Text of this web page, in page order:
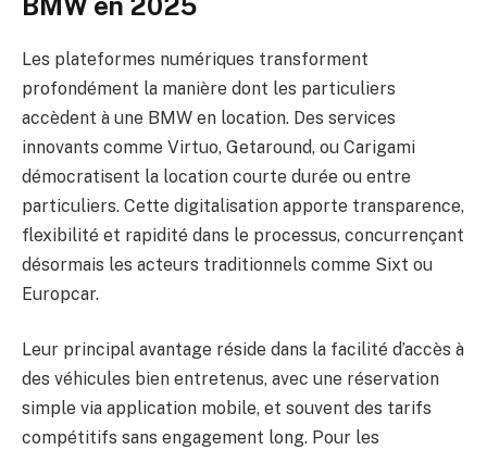
Les plateformes numériques transforment
profondément la manière dont les particuliers
accèdent à une BMW en location. Des services
innovants comme Virtuo, Getaround, ou Carigami
démocratisent la location courte durée ou entre
particuliers. Cette digitalisation apporte transparence,
flexibilité et rapidité dans le processus, concurrençant
désormais les acteurs traditionnels comme Sixt ou
Europcar.
Leur principal avantage réside dans la facilité d’accès à
des véhicules bien entretenus, avec une réservation
simple via application mobile, et souvent des tarifs
compétitifs sans engagement long. Pour les